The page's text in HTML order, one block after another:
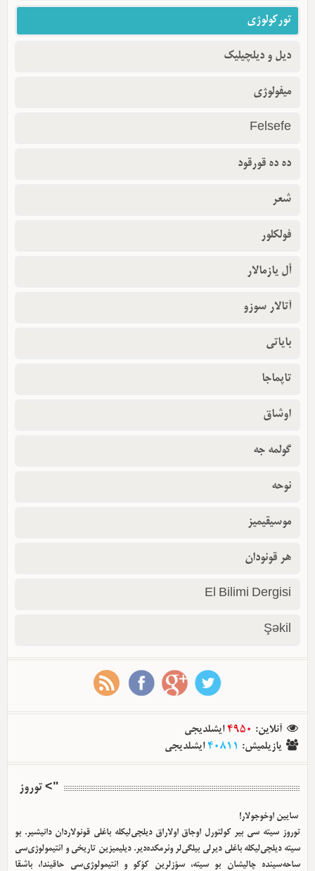
تورکولوژی
دیل و دیلچیلیک
میفولوژی
Felsefe
ده ده قورقود
شعر
فولکلور
أل یازمالار
آتالار سوزو
بایاتی
تاپماجا
اوشاق
گولمه جه
نوحه
موسیقیمیز
هر قونودان
El Bilimi Dergisi
Şəkil
آنلاین:
4950ایشلدیجی
یازیلمیش:
40811ایشلدیجی
"> توروز
سایین اوخوجولار!
توروز سیته سی بیر کولتورل اوجاق اولا‌راق دیلچی‌لیکله باغلی قونولاردان دانیشیر. بو
سیته دیلچی‌لیکله باغلی دیرلی بیلگی‌لر وئرمکده‌دیر. دیلیمیزین تاریخی و ائتیمولوژی‌سی
ساحه‌سینده چالیشان بو سیته، سؤزلرین کؤکو و ائتیمولوژی‌سی حاقیندا، باشقا